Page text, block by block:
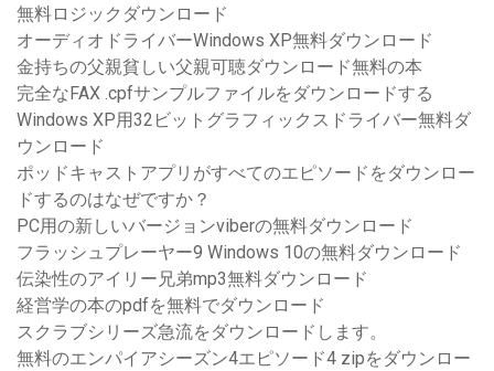
無料ロジックダウンロード
オーディオドライバーWindows XP無料ダウンロード
金持ちの父親貧しい父親可聴ダウンロード無料の本
完全なFAX .cpfサンプルファイルをダウンロードする
Windows XP用32ビットグラフィックスドライバー無料ダ
ウンロード
ポッドキャストアプリがすべてのエピソードをダウンロー
ドするのはなぜですか？
PC用の新しいバージョンviberの無料ダウンロード
フラッシュプレーヤー9 Windows 10の無料ダウンロード
伝染性のアイリー兄弟mp3無料ダウンロード
経営学の本のpdfを無料でダウンロード
スクラブシリーズ急流をダウンロードします。
無料のエンパイアシーズン4エピソード4 zipをダウンロー